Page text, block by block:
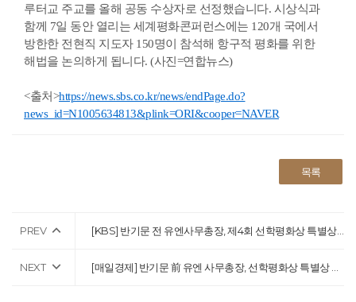
루터교 주교를 올해 공동 수상자로 선정했습니다. 시상식과
함께 7일 동안 열리는 세계평화콘퍼런스에는 120개 국에서
방한한 전현직 지도자 150명이 참석해 항구적 평화를 위한
해법을 논의하게 됩니다. (사진=연합뉴스)
<출처>https://news.sbs.co.kr/news/endPage.do?
news_id=N1005634813&plink=ORI&cooper=NAVER
목록
PREV [KBS] 반기문 전 유엔사무총장, 제4회 선학평화상 특별상 수상
NEXT